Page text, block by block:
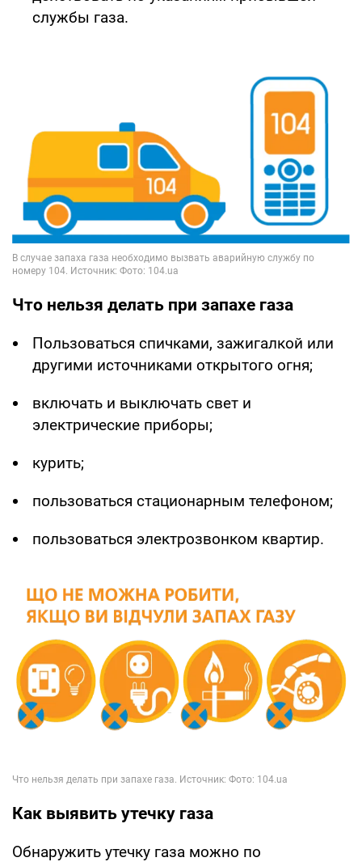
службы газа.
Что нельзя делать при запахе газа
Пользоваться спичками, зажигалкой или
другими источниками открытого огня;
включать и выключать свет и
электрические приборы;
курить;
пользоваться стационарным телефоном;
пользоваться электрозвонком квартир.
Как выявить утечку газа
Обнаружить утечку газа можно по